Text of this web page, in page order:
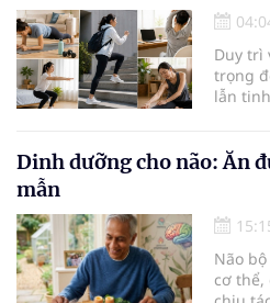
Duy trì
trọng
lẫn
cho
Dinh dưỡng cho não: Ăn
mẫn
Não
cơ